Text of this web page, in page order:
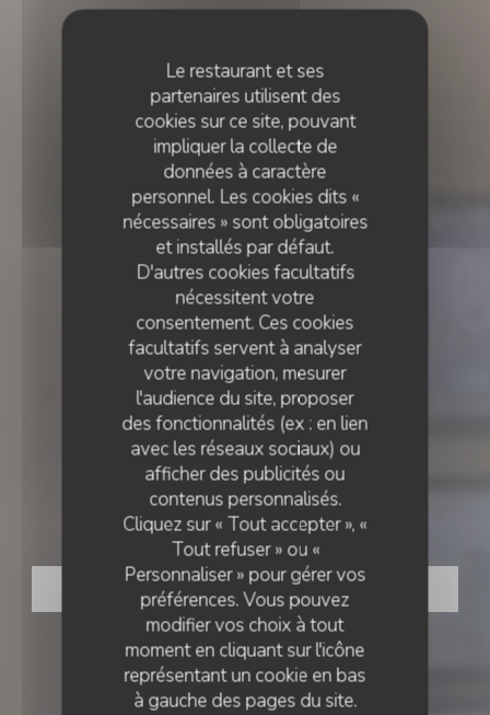
Le restaurant et ses
partenaires utilisent des
cookies sur ce site, pouvant
impliquer la collecte de
données à caractère
personnel. Les cookies dits «
nécessaires » sont obligatoires
et installés par défaut.
D'autres cookies facultatifs
nécessitent votre
consentement. Ces cookies
facultatifs servent à analyser
votre navigation, mesurer
l'audience du site, proposer
des fonctionnalités (ex : en lien
avec les réseaux sociaux) ou
afficher des publicités ou
contenus personnalisés.
Cliquez sur « Tout accepter », «
Tout refuser » ou «
Personnaliser » pour gérer vos
préférences. Vous pouvez
modifier vos choix à tout
moment en cliquant sur l'icône
représentant un cookie en bas
à gauche des pages du site.
RESTAURANT DU TERROIR• BELVAUX
Madame Witzeg
RÉSERVER